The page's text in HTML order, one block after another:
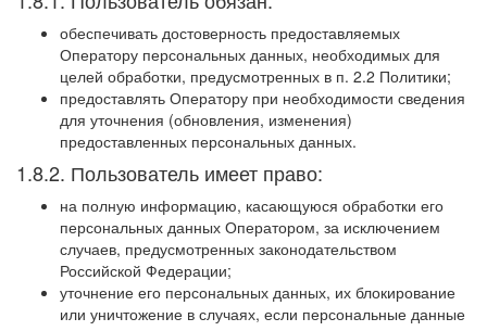
обеспечивать достоверность предоставляемых
Оператору персональных данных, необходимых для
целей обработки, предусмотренных в п. 2.2 Политики;
предоставлять Оператору при необходимости сведения
для уточнения (обновления, изменения)
предоставленных персональных данных.
1.8.2. Пользователь имеет право:
на полную информацию, касающуюся обработки его
персональных данных Оператором, за исключением
случаев, предусмотренных законодательством
Российской Федерации;
уточнение его персональных данных, их блокирование
или уничтожение в случаях, если персональные данные